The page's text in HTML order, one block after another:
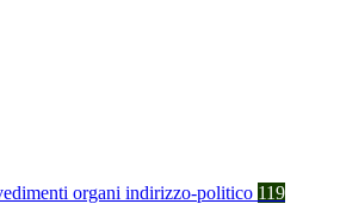
organi indirizzo-politico 119